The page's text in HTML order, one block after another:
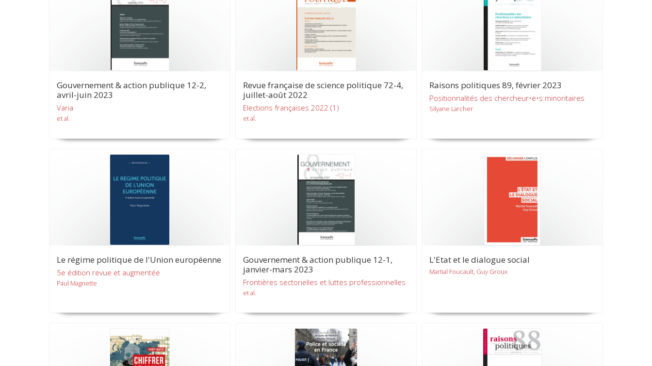
Gouvernement & action publique 12-2,
avril-juin 2023
Varia
et al.
Revue française de science politique 72-4,
juillet-août 2022
Elections françaises 2022 (1)
et al.
Raisons politiques 89, février 2023
Positionnalités des chercheur•e•s minoritaires
Silyane Larcher
Le régime politique de l'Union européenne
5e édition revue et augmentée
Paul Magnette
Gouvernement & action publique 12-1,
janvier-mars 2023
Frontières sectorielles et luttes professionnelles
et al.
L'Etat et le dialogue social
Martial Foucault, Guy Groux